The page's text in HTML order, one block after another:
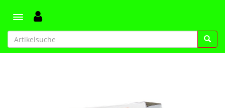
Toggle navigation